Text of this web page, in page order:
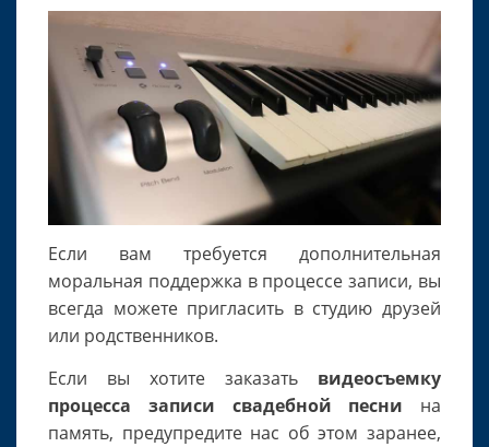
Если вам требуется дополнительная
моральная поддержка в процессе записи, вы
всегда можете пригласить в студию друзей
или родственников.
Если вы хотите заказать видеосъемку
процесса записи свадебной песни на
память, предупредите нас об этом заранее,